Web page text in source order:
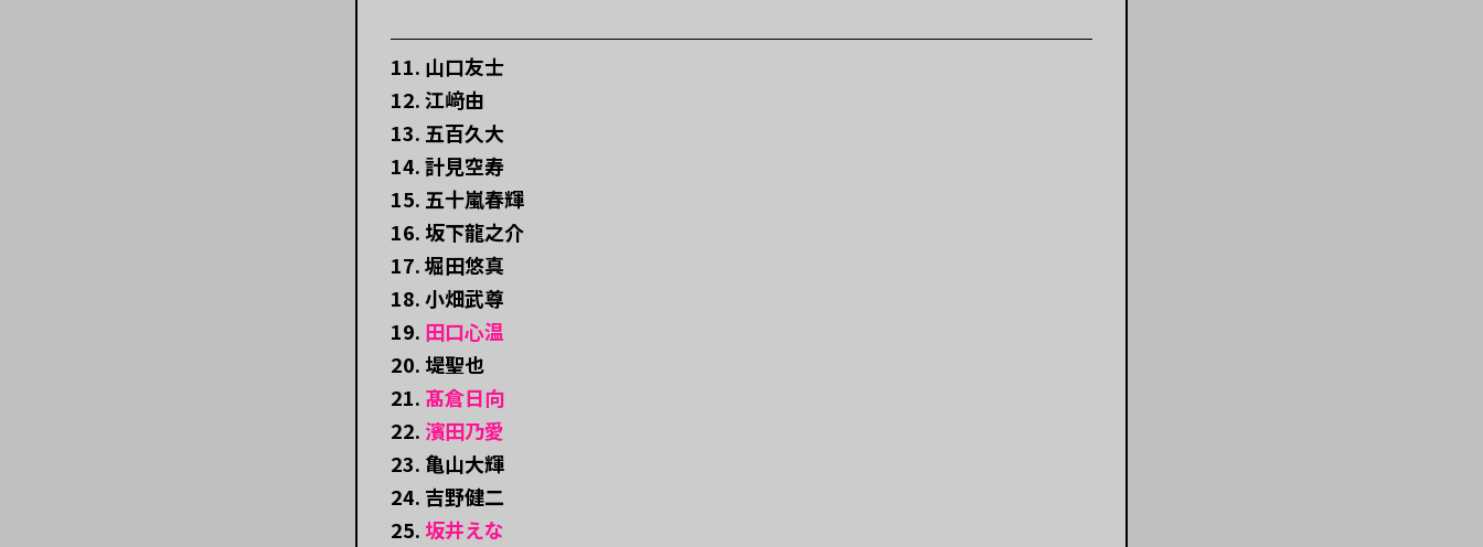
11. 山口友士
12. 江﨑由
13. 五百久大
14. 計見空寿
15. 五十嵐春輝
16. 坂下龍之介
17. 堀田悠真
18. 小畑武尊
19. 田口心温
20. 堤聖也
21. 髙倉日向
22. 濱田乃愛
23. 亀山大輝
24. 吉野健二
25. 坂井えな